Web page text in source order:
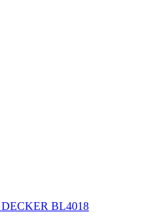
DECKER BL4018